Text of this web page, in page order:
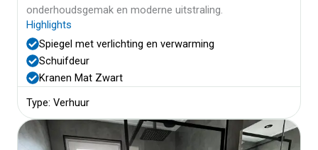
onderhoudsgemak en moderne uitstraling.
Highlights
Spiegel met verlichting en verwarming
Schuifdeur
Kranen Mat Zwart
Type: Verhuur